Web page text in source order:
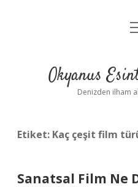
Okyanus
Denizden ilham
Etiket: Kaç çeşit film
Sanatsal Film Ne